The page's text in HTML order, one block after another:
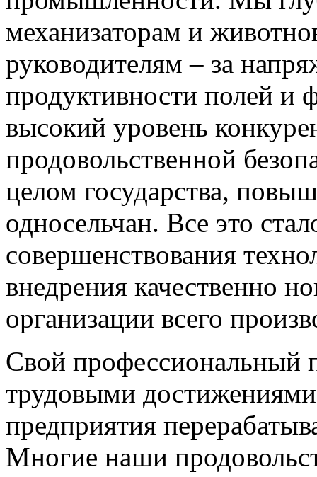
механизаторам и
руководителям – за
продуктивности полей и
высокий уровень
продовольственной
целом государства,
односельчан. Все это
совершенствования
внедрения качественно
организации всего
Свой профессиональный
трудовыми
предприятия
Многие наши